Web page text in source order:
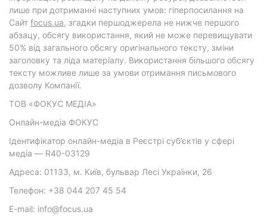
лише при дотриманні наступних умов: гіперпосилання на
Cайт focus.ua, згадки першоджерела не нижче першого
абзацу, обсягу використання, який не може перевищувати
50% від загального обсягу оригінального тексту, зміни
заголовку та ліда матеріалу. Використання більшого обсягу
тексту можливе лише за умови отримання письмового
дозволу Компанії.
ТОВ «ФОКУС МЕДІА»
Онлайн-медіа ФОКУС
Ідентифікатор онлайн-медіа в Реєстрі суб’єктів у сфері
медіа — R40-03129
Адреса: 01133, м. Київ, бульвар Лесі Українки, 26
Телефон: +38 044 207 45 54
E-mail: info@focus.ua